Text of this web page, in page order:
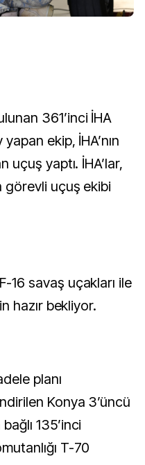
361’inci İHA
ekip, İHA’nın
yaptı. İHA’lar,
görevli uçuş ekibi
16 savaş uçakları ile
hazır bekliyor.
planı
Konya 3’üncü
135’inci
T-70